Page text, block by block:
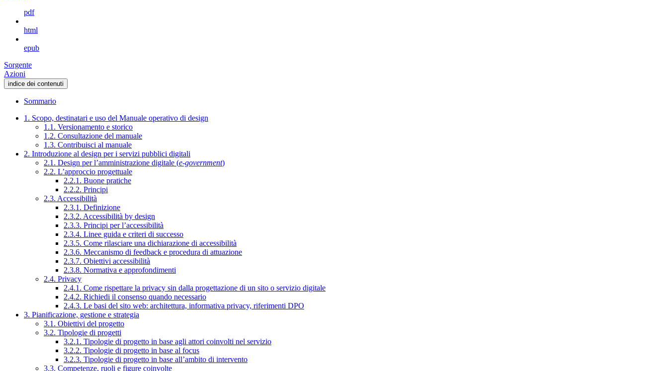
pdf
html
epub
Sorgente
Azioni
indice dei contenuti
Sommario
1. Scopo, destinatari e uso del Manuale operativo di design
1.1. Versionamento e storico
1.2. Consultazione del manuale
1.3. Contribuisci al manuale
2. Introduzione al design per i servizi pubblici digitali
2.1. Design per l’amministrazione digitale (e-government)
2.2. L’approccio progettuale
2.2.1. Buone pratiche
2.2.2. Principi
2.3. Accessibilità
2.3.1. Definizione
2.3.2. Accessibilità by design
2.3.3. Principi per l’accessibilità
2.3.4. Linee guida e criteri di successo
2.3.5. Come rilasciare una dichiarazione di accessibilità
2.3.6. Meccanismo di feedback e procedura di attuazione
2.3.7. Obiettivi accessibilità
2.3.8. Normativa e approfondimenti
2.4. Privacy
2.4.1. Come rispettare la privacy sin dalla progettazione di un sito o servizio digitale
2.4.2. Richiedi il consenso quando necessario
2.4.3. Le basi del sito web: architettura, informativa privacy, riferimenti DPO
3. Pianificazione, gestione e strategia
3.1. Obiettivi del progetto
3.2. Tipologie di progetti
3.2.1. Tipologie di progetto in base agli attori coinvolti nel servizio
3.2.2. Tipologie di progetto in base al focus
3.2.3. Tipologie di progetto in base all’ambito di intervento
3.3. Competenze, ruoli e figure coinvolte